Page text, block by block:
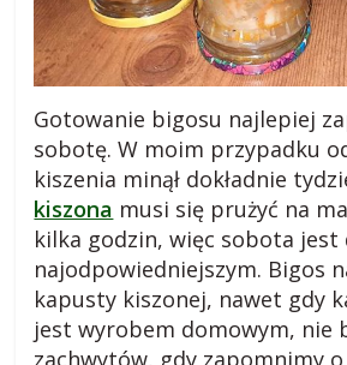
Gotowanie bigosu najlepiej
sobotę. W moim przypadku
kiszenia minął dokładnie
kiszona musi się prużyć na
kilka godzin, więc sobota jest
najodpowiedniejszym. Bigos
kapusty kiszonej, nawet gdy
jest wyrobem domowym, nie
zachwytów, gdy zapomnimy